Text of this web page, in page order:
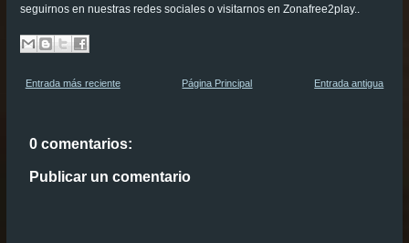
seguirnos en nuestras redes sociales o visitarnos en Zonafree2play..
Entrada más reciente Entrada antigua
Página Principal
0 comentarios:
Publicar un comentario